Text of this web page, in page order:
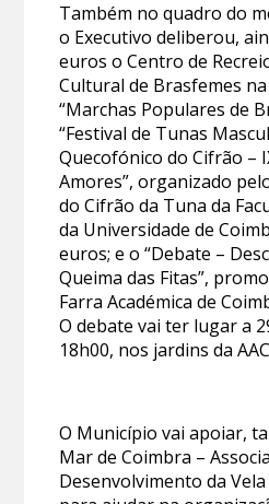
Também no quadro do
o Executivo deliberou,
euros o Centro de
Cultural de Brasfemes
“Marchas Populares de
“Festival de Tunas
Quecofónico do Cifrão –
Amores”, organizado
do Cifrão da Tuna da
da Universidade de
euros; e o “Debate –
Queima das Fitas”,
Farra Académica de
O debate vai ter lugar a
18h00, nos jardins da
O Município vai apoiar,
Mar de Coimbra –
Desenvolvimento da